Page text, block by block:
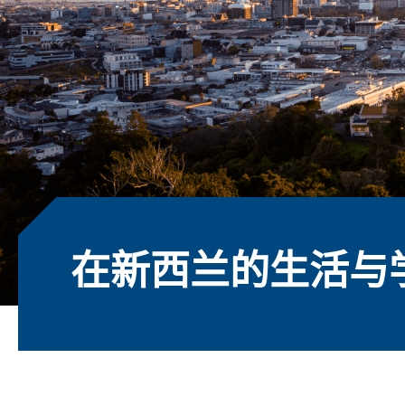
在新西兰的生活与